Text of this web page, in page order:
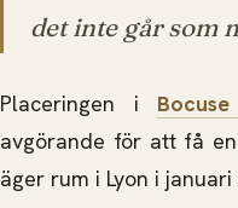
det inte går som
Placeringen i
avgörande för att få
äger rum i Lyon i januari